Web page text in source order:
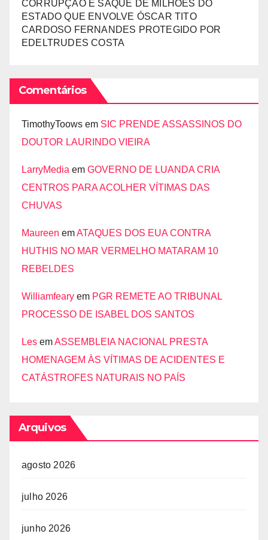
CORRUPÇÃO E SAQUE DE MILHÕES DO
ESTADO QUE ENVOLVE ÓSCAR TITO
CARDOSO FERNANDES PROTEGIDO POR
EDELTRUDES COSTA
Comentários
TimothyToows em SIC PRENDE ASSASSINOS DO
DOUTOR LAURINDO VIEIRA
LarryMedia em GOVERNO DE LUANDA CRIA
CENTROS PARA ACOLHER VÍTIMAS DAS
CHUVAS
Maureen emATAQUES DOS EUA CONTRA
HUTHIS NO MAR VERMELHO MATARAM 10
REBELDES
Williamfeary em PGR REMETE AO TRIBUNAL
PROCESSO DE ISABEL DOS SANTOS
Les emASSEMBLEIA NACIONAL PRESTA
HOMENAGEM ÀS VÍTIMAS DE ACIDENTES E
CATÁSTROFES NATURAIS NO PAÍS
Arquivos
agosto 2026
julho 2026
junho 2026